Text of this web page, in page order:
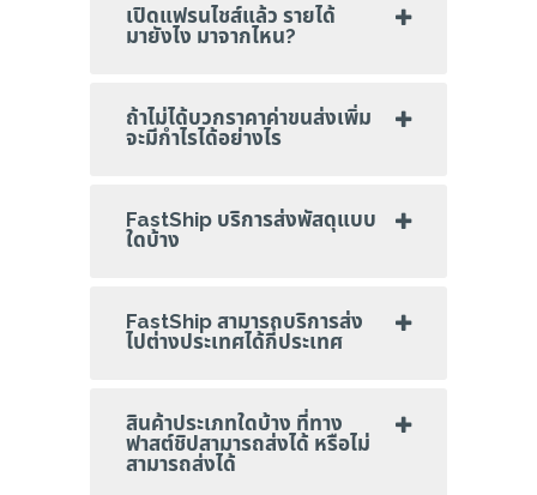
เปิดแฟรนไชส์แล้ว รายได้
มายังไง มาจากไหน?
ถ้าไม่ได้บวกราคาค่าขนส่งเพิ่ม
จะมีกำไรได้อย่างไร
FastShip บริการส่งพัสดุแบบ
ใดบ้าง
FastShip สามารถบริการส่ง
ไปต่างประเทศได้กี่ประเทศ
สินค้าประเภทใดบ้าง ที่ทาง
ฟาสต์ชิปสามารถส่งได้ หรือไม่
สามารถส่งได้